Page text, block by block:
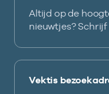
Altijd op de
nieuwtjes? Schrijf
Vektis